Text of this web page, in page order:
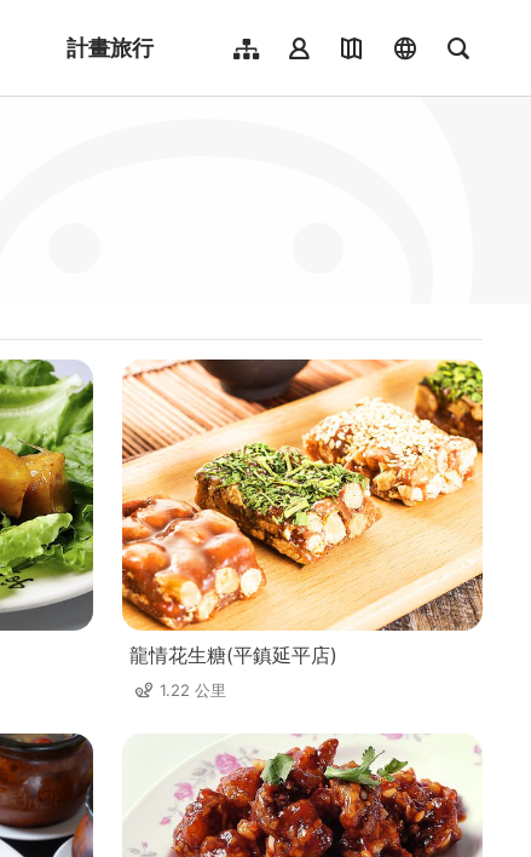
計畫旅行
網站導覽會員登入地圖導覽language
Người việt nam
全文檢
龍情花生糖(平鎮延平店)
1.22 公里